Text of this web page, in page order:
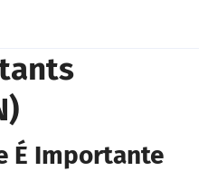
É Importante